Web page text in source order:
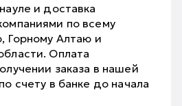
и доставка
по всему
Горному Алтаю и
Оплата
заказа в нашей
счету в банке до начала